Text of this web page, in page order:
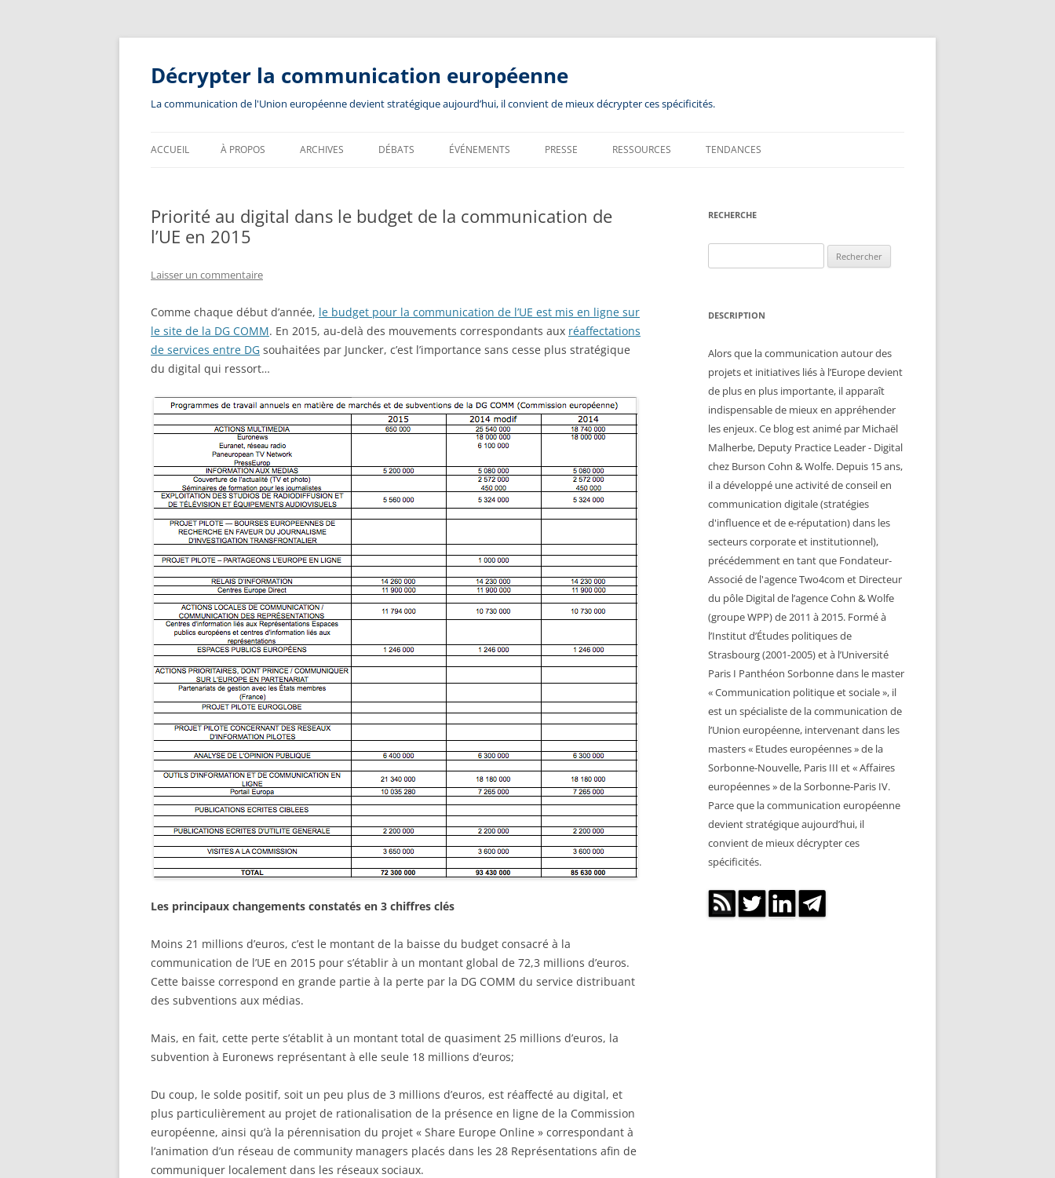
Aller
contenu
Décrypter la communication européenne
La communication de l'Union européenne devient stratégique aujourd’hui, il convient de mieux décrypter ces spécificités.
ACCUEIL À PROPOS ARCHIVES DÉBATS ÉVÉNEMENTS PRESSE RESSOURCES TENDANCES
Priorité au digital dans le budget de la communication de
l’UE en 2015
Laisser un commentaire
Comme chaque début d’année, le budget pour la communication de l’UE est mis en ligne sur
le site de la DG COMM. En 2015, au-delà des mouvements correspondants aux réaffectations
de services entre DG souhaitées par Juncker, c’est l’importance sans cesse plus stratégique
du digital qui ressort…
Les principaux changements constatés en 3 chiffres clés
Moins 21 millions d’euros, c’est le montant de la baisse du budget consacré à la
communication de l’UE en 2015 pour s’établir à un montant global de 72,3 millions d’euros.
Cette baisse correspond en grande partie à la perte par la DG COMM du service distribuant
des subventions aux médias.
Mais, en fait, cette perte s’établit à un montant total de quasiment 25 millions d’euros, la
subvention à Euronews représentant à elle seule 18 millions d’euros;
Du coup, le solde positif, soit un peu plus de 3 millions d’euros, est réaffecté au digital, et
plus particulièrement au projet de rationalisation de la présence en ligne de la Commission
européenne, ainsi qu’à la pérennisation du projet « Share Europe Online » correspondant à
l’animation d’un réseau de community managers placés dans les 28 Représentations afin de
communiquer localement dans les réseaux sociaux.
RECHERCHE
DESCRIPTION
Alors que la communication autour des
projets et initiatives liés à l’Europe devient
de plus en plus importante, il apparaît
indispensable de mieux en appréhender
les enjeux. Ce blog est animé par Michaël
Malherbe, Deputy Practice Leader - Digital
chez Burson Cohn & Wolfe. Depuis 15 ans,
il a développé une activité de conseil en
communication digitale (stratégies
d'influence et de e-réputation) dans les
secteurs corporate et institutionnel),
précédemment en tant que Fondateur-
Associé de l'agence Two4com et Directeur
du pôle Digital de l’agence Cohn & Wolfe
(groupe WPP) de 2011 à 2015. Formé à
l’Institut d’Études politiques de
Strasbourg (2001-2005) et à l’Université
Paris I Panthéon Sorbonne dans le master
« Communication politique et sociale », il
est un spécialiste de la communication de
l’Union européenne, intervenant dans les
masters « Etudes européennes » de la
Sorbonne-Nouvelle, Paris III et « Affaires
européennes » de la Sorbonne-Paris IV.
Parce que la communication européenne
devient stratégique aujourd’hui, il
convient de mieux décrypter ces
spécificités.